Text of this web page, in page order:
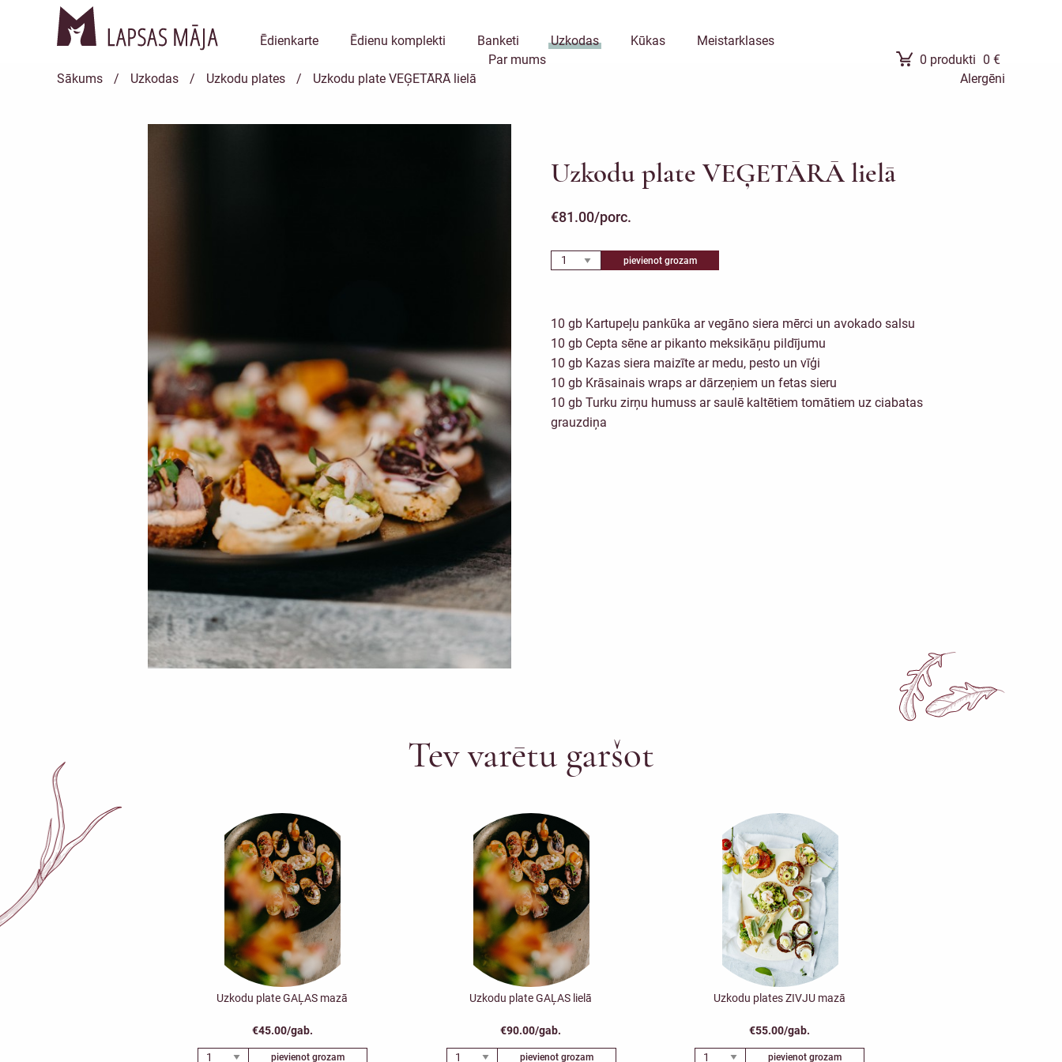
Ēdienkarte Ēdienu komplekti Banketi Uzkodas Kūkas
Meistarklases
Par mums
0 produkti 0 €
Sākums
/ Uzkodas / Uzkodu plates / Uzkodu plate VEĢETĀRĀ lielā Alergēni
Uzkodu plate VEĢETĀRĀ lielā
€81.00/porc.
pievienot grozam
10 gb Kartupeļu pankūka ar vegāno siera mērci un avokado salsu
10 gb Cepta sēne ar pikanto meksikāņu pildījumu
10 gb Kazas siera maizīte ar medu, pesto un vīģi
10 gb Krāsainais wraps ar dārzeņiem un fetas sieru
10 gb Turku zirņu humuss ar saulē kaltētiem tomātiem uz ciabatas
grauzdiņa
Tev varētu garšot
Uzkodu plate GAĻAS mazā
€45.00/gab.
pievienot grozam
Uzkodu plate GAĻAS lielā
€90.00/gab.
pievienot grozam
Uzkodu plates ZIVJU mazā
€55.00/gab.
pievienot grozam